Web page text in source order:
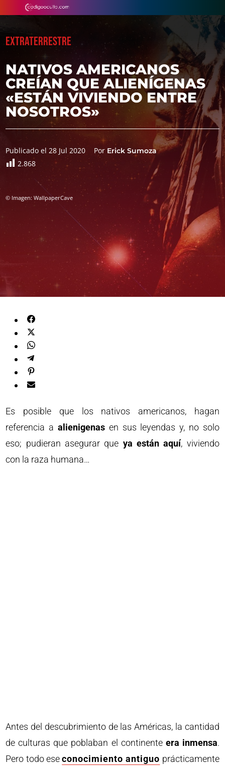
EXTRATERRESTRE
NATIVOS AMERICANOS
CREÍAN QUE ALIENÍGENAS
«ESTÁN VIVIENDO ENTRE
NOSOTROS»
Publicado el 28 Jul 2020 Por Erick Sumoza
2.868
© Imagen: WallpaperCave
Es posible que los nativos americanos, hagan
referencia a alienigenasen sus leyendas y, no solo
eso; pudieran asegurar que ya están aquí, viviendo
con la raza humana…
Antes del descubrimiento de las Américas, la cantidad
de culturas que poblaban el continente era inmensa.
Pero todo eseconocimiento antiguo prácticamente